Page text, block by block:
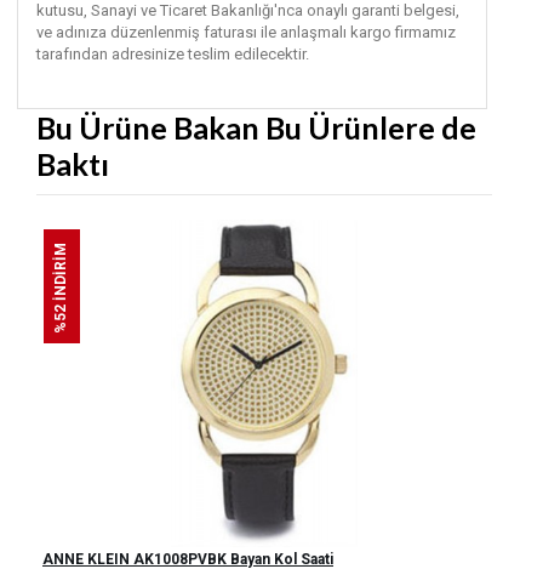
kutusu, Sanayi ve Ticaret Bakanlığı'nca onaylı garanti belgesi,
ve adınıza düzenlenmiş faturası ile anlaşmalı kargo firmamız
tarafından adresinize teslim edilecektir.
Bu Ürüne Bakan Bu Ürünlere de
Baktı
%52 İNDİRİM
ANNE KLEIN AK1008PVBK Bayan Kol Saati